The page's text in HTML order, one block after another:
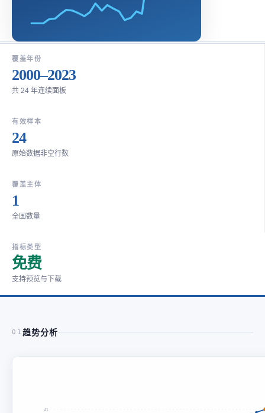
覆盖年份
2000–2023
共 24 年连续面板
有效样本
24
原始数据非空行数
覆盖主体
1
全国数量
指标类型
免费
支持预览与下载
01 趋势分析
41